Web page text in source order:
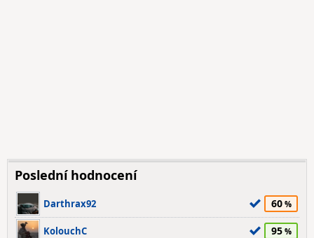
Poslední hodnocení
Darthrax92 60
KolouchC 95